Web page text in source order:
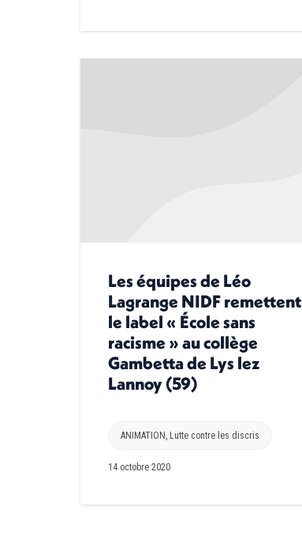
Les équipes de Léo
Lagrange NIDF remettent
le label « École sans
racisme » au collège
Gambetta de Lys lez
Lannoy (59)
ANIMATION, Lutte contre les discris
14 octobre 2020